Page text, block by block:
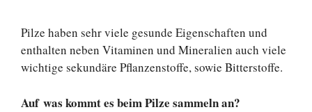
Pilze haben sehr viele gesunde Eigenschaften und
enthalten neben Vitaminen und Mineralien auch viele
wichtige sekundäre Pflanzenstoffe, sowie Bitterstoffe.
Auf was kommt es beim Pilze sammeln an?